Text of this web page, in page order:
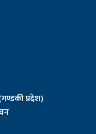
प्रदेश)